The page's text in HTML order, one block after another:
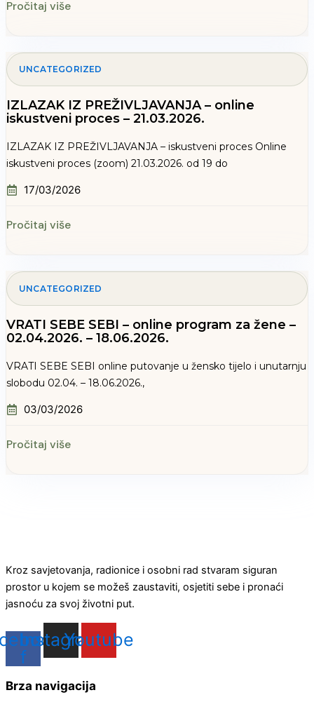
Pročitaj više
UNCATEGORIZED
IZLAZAK IZ PREŽIVLJAVANJA – online
iskustveni proces – 21.03.2026.
IZLAZAK IZ PREŽIVLJAVANJA – iskustveni proces Online
iskustveni proces (zoom) 21.03.2026. od 19 do
17/03/2026
Pročitaj više
UNCATEGORIZED
VRATI SEBE SEBI – online program za žene –
02.04.2026. – 18.06.2026.
VRATI SEBE SEBI online putovanje u žensko tijelo i unutarnju
slobodu 02.04. – 18.06.2026.,
03/03/2026
Pročitaj više
Kroz savjetovanja, radionice i osobni rad stvaram siguran
prostor u kojem se možeš zaustaviti, osjetiti sebe i pronaći
jasnoću za svoj životni put.
f
Instagram
Youtube
Brza navigacija